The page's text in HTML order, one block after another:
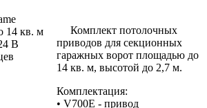
14 кв. м
В
Комплект потолочных
приводов для секционных
гаражных ворот площадью до
14 кв. м, высотой до 2,7 м.
Комплектация:
• V700Е - привод